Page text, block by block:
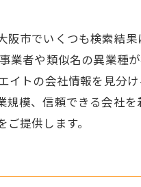
阪市でいくつも検索
業者や類似名の異業
イトの会社情報を見分
模、信頼できる会社
提供します。